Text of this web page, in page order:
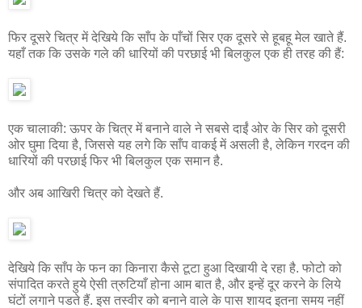
फिर दूसरे चित्र में देखिये कि साँप के पाँचों सिर एक दूसरे से हूबहू मेल खाते हैं.
यहाँ तक कि उसके गले की धारियों की परछाई भी बिलकुल एक ही तरह की हैं:
एक चालाकी: ऊपर के चित्र में बनाने वाले ने सबसे दाईं ओर के सिर को दूसरी
ओर घुमा दिया है, जिससे यह लगे कि साँप वाकई में असली है, लेकिन गरदन की
धारियों की परछाई फिर भी बिलकुल एक समान है.
और अब आखिरी चित्र को देखते हैं.
देखिये कि साँप के फन का किनारा कैसे टूटा हुआ दिखायी दे रहा है. फोटो को
संपादित करते हुये ऐसी त्रुटियाँ होना आम बात है, और इन्हें दूर करने के लिये
घंटों लगाने पडते हैं. इस तस्वीर को बनाने वाले के पास शायद इतना समय नहीं